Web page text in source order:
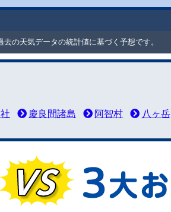
の天気データの統計値に基づく予想です。
慶良間諸島 阿智村 八ヶ岳